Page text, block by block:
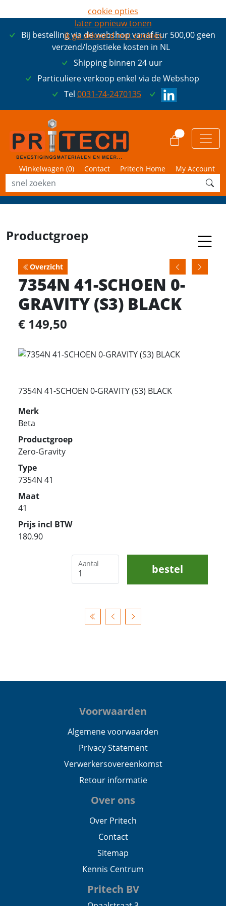
Bij bestelling via de webshop vanaf Eur 500,00 geen
verzend/logistieke kosten in NL
Shipping binnen 24 uur
Particuliere verkoop enkel via de Webshop
Tel 0031-74-2470135
Winkelwagen (0) Contact Pritech Home My Account
Productgroep
Overzicht
7354N 41-SCHOEN 0-
GRAVITY (S3) BLACK
€ 149,50
7354N 41-SCHOEN 0-GRAVITY (S3) BLACK
Merk
Beta
Productgroep
Zero-Gravity
Type
7354N 41
Maat
41
Prijs incl BTW
180.90
Aantal bestel
Voorwaarden
Algemene voorwaarden
Privacy Statement
Verwerkersovereenkomst
Retour informatie
Over ons
Over Pritech
Contact
Sitemap
Kennis Centrum
Pritech BV
cookie opties
later opnieuw tonen
ik ga akkoord met cookies